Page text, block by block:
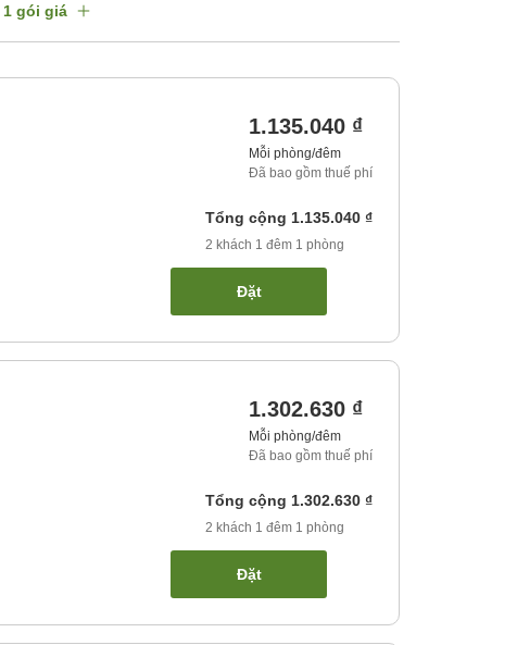
1 gói giá
1.135.040 ₫
Mỗi phòng/đêm
Đã bao gồm thuế phí
Tổng cộng 1.135.040 ₫
2 khách 1 đêm 1 phòng
Đặt
1.302.630 ₫
Mỗi phòng/đêm
Đã bao gồm thuế phí
Tổng cộng 1.302.630 ₫
2 khách 1 đêm 1 phòng
Đặt